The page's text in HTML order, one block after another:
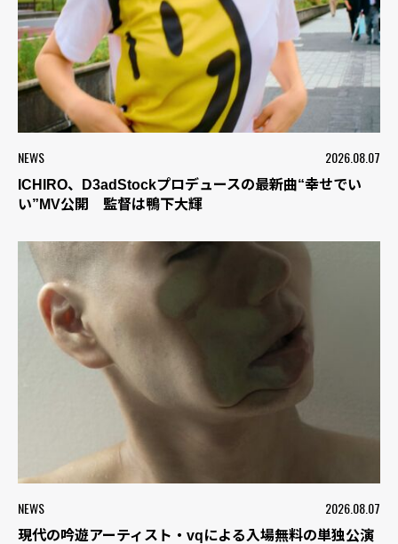
NEWS 2026.08.07
ICHIRO、D3adStockプロデュースの最新曲“幸せでい
い”MV公開 監督は鴨下大輝
NEWS 2026.08.07
現代の吟遊アーティスト・vqによる入場無料の単独公演